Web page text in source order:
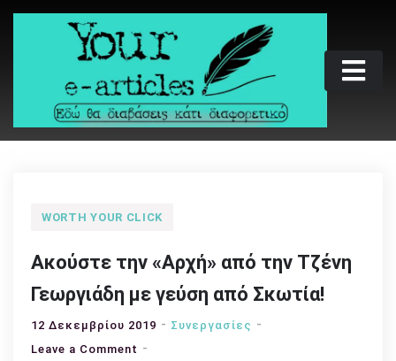
Skip
Your e-articles
Εδώ θα διαβάσεις κάτι διαφορετικό
WORTH YOUR CLICK
Ακούστε την «Αρχή» από την Τζένη
Γεωργιάδη με γεύση από Σκωτία!
12 Δεκεμβρίου 2019
Συνεργασίες
Leave a Comment on